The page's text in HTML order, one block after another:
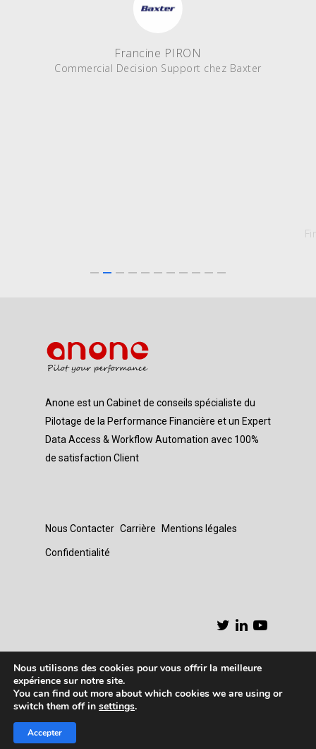
Francine PIRON
Commercial Decision Support chez Baxter
Anone est un Cabinet de conseils spécialiste du
Pilotage de la Performance Financière et un Expert
Data Access & Workflow Automation avec 100%
de satisfaction Client
Nous Contacter Carrière Mentions légales
Confidentialité
© 2026 Expert Pilotage de la Performance
Financière et Data.
Nous utilisons des cookies pour vous offrir la meilleure
expérience sur notre site.
You can find out more about which cookies we are using or
switch them off in settings.
Accepter